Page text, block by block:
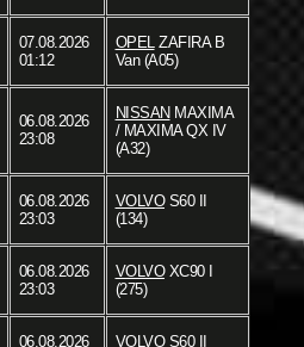
07.08.2026
01:12
OPELZAFIRA B
Van (A05)
06.08.2026
23:08
NISSAN MAXIMA
/ MAXIMA QX IV
(A32)
06.08.2026
23:03
VOLVOS60 II
(134)
06.08.2026
23:03
VOLVOXC90 I
(275)
06.08.2026
VOLVOS60 II